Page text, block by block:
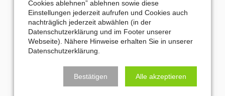
Bei einer abwechslungsreichen Kulturwanderung durch die
„Hinsbecker Schweiz“ entdecken die Teilnehmer eindrucksvolle
Ausblicke, spannende Spuren regionaler Geschichte und eine
reizvolle niederrheinische Landschaft.
Weiterlesen …Die
Hinsbecker
Schweiz
Seite 2 von 7
Cookies ablehnen” ablehnen sowie diese
Einstellungen jederzeit aufrufen und Cookies auch
nachträglich jederzeit abwählen (in der
Datenschutzerklärung und im Footer unserer
Webseite). Nähere Hinweise erhalten Sie in unserer
Datenschutzerklärung.
Bestätigen Alle akzeptieren